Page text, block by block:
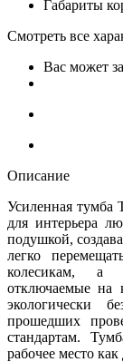
Габариты
Смотреть все
Вас может
Описание
Усиленная тумба
для интерьера
подушкой,
легко
колесикам, а
отключаемые на
экологически
прошедших
стандартам.
рабочее место